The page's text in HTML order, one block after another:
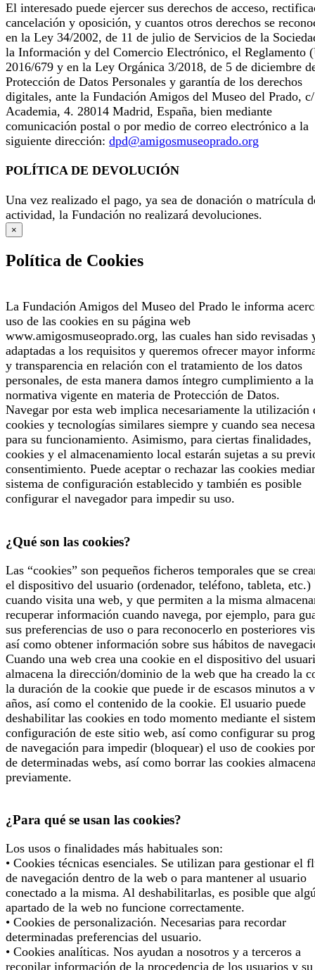
El interesado puede ejercer sus derechos de acceso,
cancelación y oposición, y cuantos otros derechos se
en la Ley 34/2002, de 11 de julio de Servicios de la
la Información y del Comercio Electrónico, el Reglamento
2016/679 y en la Ley Orgánica 3/2018, de 5 de diciembre
Protección de Datos Personales y garantía de los derechos
digitales, ante la Fundación Amigos del Museo del Prado,
Academia, 4. 28014 Madrid, España, bien mediante
comunicación postal o por medio de correo electrónico a la
siguiente dirección: dpd@amigosmuseoprado.org
POLÍTICA DE DEVOLUCIÓN
Una vez realizado el pago, ya sea de donación o matrícula
actividad, la Fundación no realizará devoluciones.
×
Política de Cookies
La Fundación Amigos del Museo del Prado le informa
uso de las cookies en su página web
www.amigosmuseoprado.org, las cuales han sido revisadas
adaptadas a los requisitos y queremos ofrecer mayor
y transparencia en relación con el tratamiento de los datos
personales, de esta manera damos íntegro cumplimiento a la
normativa vigente en materia de Protección de Datos.
Navegar por esta web implica necesariamente la utilización
cookies y tecnologías similares siempre y cuando sea
para su funcionamiento. Asimismo, para ciertas finalidades,
cookies y el almacenamiento local estarán sujetas a su
consentimiento. Puede aceptar o rechazar las cookies
sistema de configuración establecido y también es posible
configurar el navegador para impedir su uso.
¿Qué son las cookies?
Las “cookies” son pequeños ficheros temporales que se
el dispositivo del usuario (ordenador, teléfono, tableta, etc.)
cuando visita una web, y que permiten a la misma
recuperar información cuando navega, por ejemplo, para
sus preferencias de uso o para reconocerlo en posteriores
así como obtener información sobre sus hábitos de
Cuando una web crea una cookie en el dispositivo del
almacena la dirección/dominio de la web que ha creado la
la duración de la cookie que puede ir de escasos minutos a
años, así como el contenido de la cookie. El usuario puede
deshabilitar las cookies en todo momento mediante el
configuración de este sitio web, así como configurar su
de navegación para impedir (bloquear) el uso de cookies
de determinadas webs, así como borrar las cookies
previamente.
¿Para qué se usan las cookies?
Los usos o finalidades más habituales son:
• Cookies técnicas esenciales. Se utilizan para gestionar el
de navegación dentro de la web o para mantener al usuario
conectado a la misma. Al deshabilitarlas, es posible que
apartado de la web no funcione correctamente.
• Cookies de personalización. Necesarias para recordar
determinadas preferencias del usuario.
• Cookies analíticas. Nos ayudan a nosotros y a terceros a
recopilar información de la procedencia de los usuarios y su